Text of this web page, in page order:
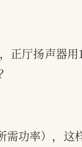
正厅扬声器
需功率），这